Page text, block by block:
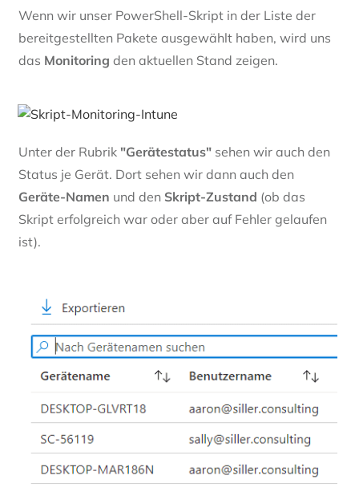
Wenn wir unser PowerShell-Skript in der Liste der
bereitgestellten Pakete ausgewählt haben, wird uns
das Monitoring den aktuellen Stand zeigen.
Unter der Rubrik "Gerätestatus" sehen wir auch den
Status je Gerät. Dort sehen wir dann auch den
Geräte-Namen und den Skript-Zustand (ob das
Skript erfolgreich war oder aber auf Fehler gelaufen
ist).